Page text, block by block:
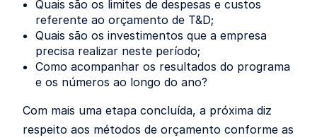
Quais são os limites de despesas e custos
referente ao orçamento de T&D;
Quais são os investimentos que a empresa
precisa realizar neste período;
Como acompanhar os resultados do programa
e os números ao longo do ano?
Com mais uma etapa concluída, a próxima diz
respeito aos métodos de orçamento conforme as